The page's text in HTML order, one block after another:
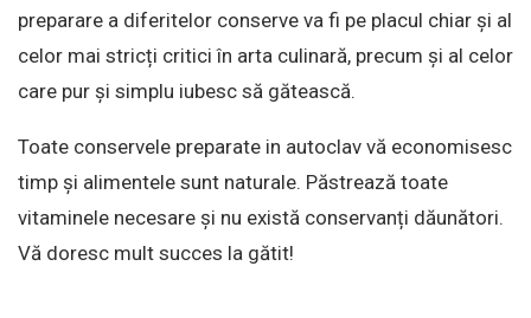
preparare a diferitelor conserve va fi pe placul chiar și al
celor mai stricți critici în arta culinară, precum și al celor
care pur și simplu iubesc să gătească.
Toate conservele preparate in autoclav vă economisesc
timp și alimentele sunt naturale. Păstrează toate
vitaminele necesare și nu există conservanți dăunători.
Vă doresc mult succes la gătit!